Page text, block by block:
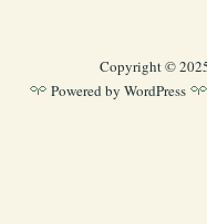
Copyright ©
Powered by WordPress